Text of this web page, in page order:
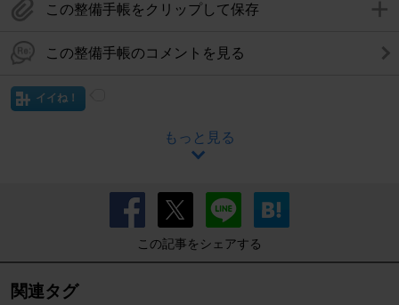
この整備手帳をクリップして保存
この整備手帳のコメントを見る
イイね！
もっと見る
この記事をシェアする
関連タグ